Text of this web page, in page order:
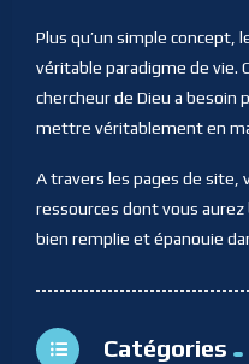
Plus qu’un simple concept,
véritable paradigme de vie.
chercheur de Dieu a besoin
mettre véritablement en
A travers les pages de
ressources dont vous
bien remplie et épanouie
Catégories